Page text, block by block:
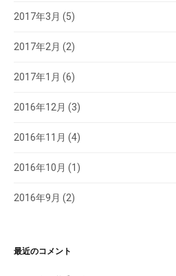
2017年3月 (5)
2017年2月 (2)
2017年1月 (6)
2016年12月 (3)
2016年11月 (4)
2016年10月 (1)
2016年9月 (2)
最近のコメント